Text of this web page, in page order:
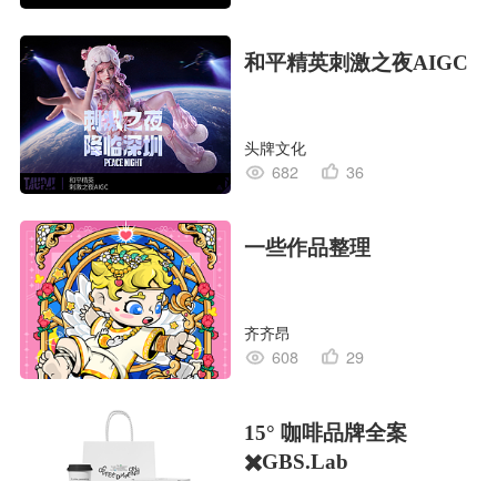
和平精英刺激之夜AIGC
头牌文化
682
36
一些作品整理
齐齐昂
608
29
15° 咖啡品牌全案
✖️GBS.Lab